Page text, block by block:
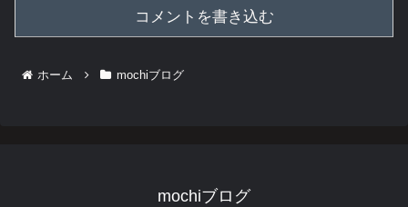
コメントを書き込む
ホーム mochiブログ
mochiブログ